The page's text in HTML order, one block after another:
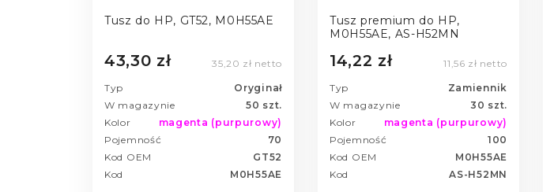
Tusz do HP, GT52, M0H55AE
43,30 zł 35,20 zł netto
Typ
Oryginał
W magazynie
50 szt.
Kolor
magenta (purpurowy)
Pojemność
70
Kod OEM
GT52
Kod
M0H55AE
Tusz premium do HP,
M0H55AE, AS-H52MN
14,22 zł 11,56 zł netto
Typ
Zamiennik
W magazynie
30 szt.
Kolor
magenta (purpurowy)
Pojemność
100
Kod OEM
M0H55AE
Kod
AS-H52MN